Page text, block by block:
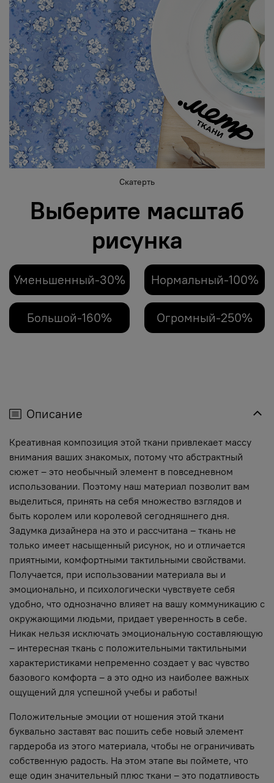
Скатерть
Выберите масштаб
рисунка
Уменьшенный-30% Нормальный-100%
Большой-160% Огромный-250%
Описание
Креативная композиция этой ткани привлекает массу
внимания ваших знакомых, потому что абстрактный
сюжет – это необычный элемент в повседневном
использовании. Поэтому наш материал позволит вам
выделиться, принять на себя множество взглядов и
быть королем или королевой сегодняшнего дня.
Задумка дизайнера на это и рассчитана – ткань не
только имеет насыщенный рисунок, но и отличается
приятными, комфортными тактильными свойствами.
Получается, при использовании материала вы и
эмоционально, и психологически чувствуете себя
удобно, что однозначно влияет на вашу коммуникацию с
окружающими людьми, придает уверенность в себе.
Никак нельзя исключать эмоциональную составляющую
– интересная ткань с положительными тактильными
характеристиками непременно создает у вас чувство
базового комфорта – а это одно из наиболее важных
ощущений для успешной учебы и работы!
Положительные эмоции от ношения этой ткани
буквально заставят вас пошить себе новый элемент
гардероба из этого материала, чтобы не ограничивать
собственную радость. На этом этапе вы поймете, что
еще один значительный плюс ткани – это податливость